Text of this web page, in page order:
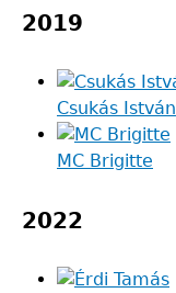
2019
Csukás István
MC Brigitte
2022